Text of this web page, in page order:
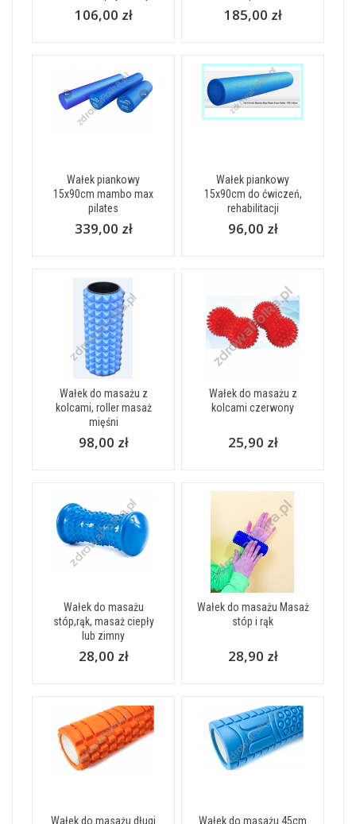
106,00 zł 185,00 zł
Wałek piankowy
15x90cm mambo max
pilates
339,00 zł
Wałek piankowy
15x90cm do ćwiczeń,
rehabilitacji
96,00 zł
Wałek do masażu z
kolcami, roller masaż
mięśni
98,00 zł
Wałek do masażu z
kolcami czerwony
25,90 zł
Wałek do masażu
stóp,rąk, masaż ciepły
lub zimny
28,00 zł
Wałek do masażu Masaż
stóp i rąk
28,90 zł
Wałek do masażu długi
Wałek do masażu 45cm